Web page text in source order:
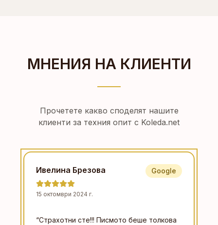
МНЕНИЯ НА КЛИЕНТИ
Прочетете какво споделят нашите
клиенти за техния опит с Koleda.net
Ивелина Брезова
15 октомври 2024 г.
Google
“Страхотни сте!!! Писмото беше толкова